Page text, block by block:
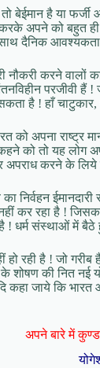
बेईमान है या
अपने को बहुत
दैनिक आवश्यकता
करने वालों
परजीवी हैं
है ! हाँ
को अपना राष्ट्र
को तो यह लोग
अपराध करने के
निर्वहन
कर रहा है !
! धर्म संस्थाओं में
हो रही है ! जो
की नित नई
कहा जाये कि
अपने बारे में